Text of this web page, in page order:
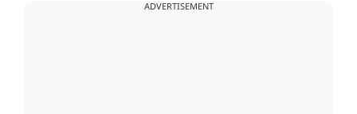
ADVERTISEMENT